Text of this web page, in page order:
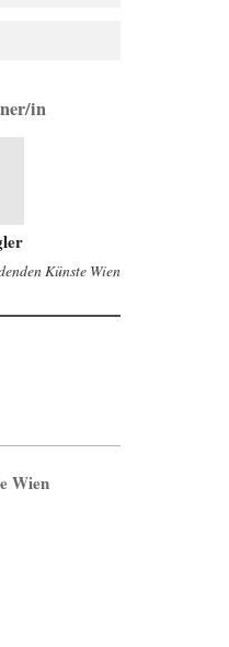
in
Künste Wien
Wien